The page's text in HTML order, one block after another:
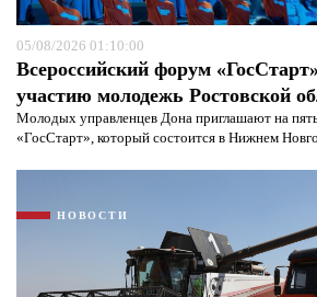
05/08/2026 01:10:00
Всероссийский форум
участию молодежь Ростовской
Молодых управленцев Дона приглашают на
«ГосСтарт», который состоится в Нижнем
НОВОСТИ